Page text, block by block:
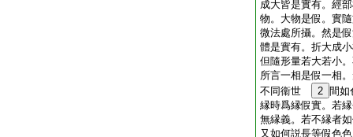
成大皆是實有。經
物。大物是假。實
微法處所攝。然是
體是實有。折大成
但隨形量若大若小
所言一相是假一相
不同衞世
2 間如
縁時爲縁假實。若
無縁義。若不縁者
又如何説長等假色